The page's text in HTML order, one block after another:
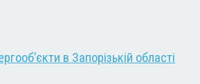
в Запорізькій області